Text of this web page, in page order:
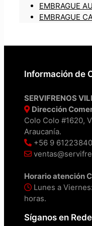
EMBRAGUE
EMBRAGUE
Información de
SERVIFRENOS
Dirección
Colo Colo #1620,
Araucanía.
+56 9 61223840
Horario atención
Lunes a
horas.
Síganos en